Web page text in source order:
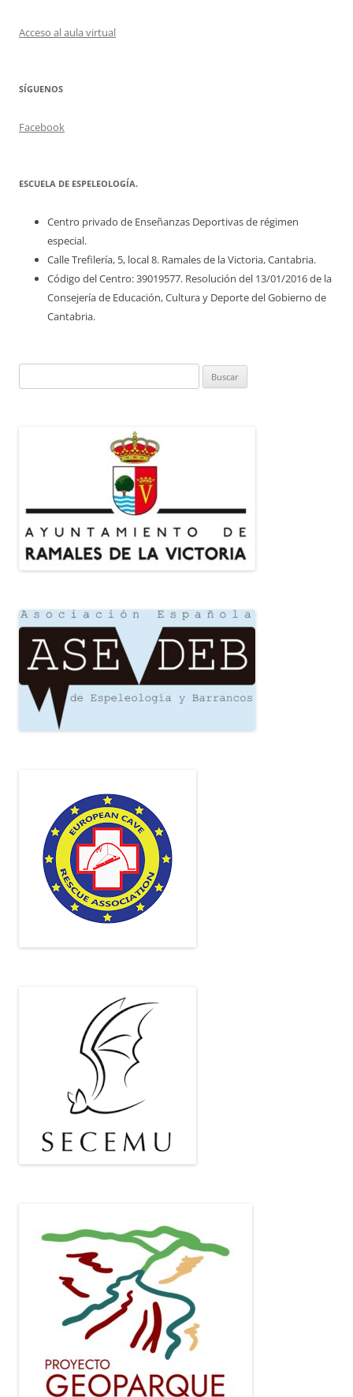
Acceso al aula virtual
SÍGUENOS
Facebook
ESCUELA DE ESPELEOLOGÍA.
Centro privado de Enseñanzas Deportivas de régimen
especial.
Calle Trefilería, 5, local 8. Ramales de la Victoria, Cantabria.
Código del Centro: 39019577. Resolución del 13/01/2016 de la
Consejería de Educación, Cultura y Deporte del Gobierno de
Cantabria.